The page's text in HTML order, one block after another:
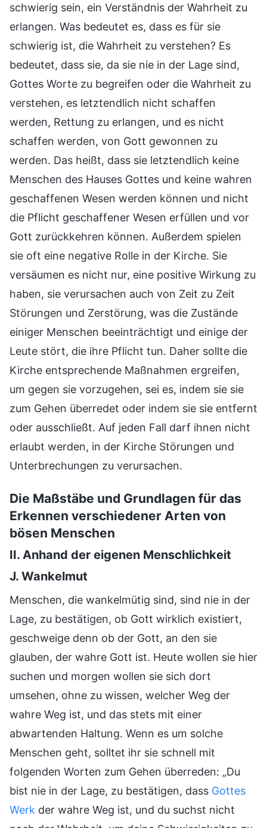
schwierig sein, ein Verständnis der Wahrheit zu
erlangen. Was bedeutet es, dass es für sie
schwierig ist, die Wahrheit zu verstehen? Es
bedeutet, dass sie, da sie nie in der Lage sind,
Gottes Worte zu begreifen oder die Wahrheit zu
verstehen, es letztendlich nicht schaffen
werden, Rettung zu erlangen, und es nicht
schaffen werden, von Gott gewonnen zu
werden. Das heißt, dass sie letztendlich keine
Menschen des Hauses Gottes und keine wahren
geschaffenen Wesen werden können und nicht
die Pflicht geschaffener Wesen erfüllen und vor
Gott zurückkehren können. Außerdem spielen
sie oft eine negative Rolle in der Kirche. Sie
versäumen es nicht nur, eine positive Wirkung zu
haben, sie verursachen auch von Zeit zu Zeit
Störungen und Zerstörung, was die Zustände
einiger Menschen beeinträchtigt und einige der
Leute stört, die ihre Pflicht tun. Daher sollte die
Kirche entsprechende Maßnahmen ergreifen,
um gegen sie vorzugehen, sei es, indem sie sie
zum Gehen überredet oder indem sie sie entfernt
oder ausschließt. Auf jeden Fall darf ihnen nicht
erlaubt werden, in der Kirche Störungen und
Unterbrechungen zu verursachen.
Die Maßstäbe und Grundlagen für das
Erkennen verschiedener Arten von
bösen Menschen
II. Anhand der eigenen Menschlichkeit
J. Wankelmut
Menschen, die wankelmütig sind, sind nie in der
Lage, zu bestätigen, ob Gott wirklich existiert,
geschweige denn ob der Gott, an den sie
glauben, der wahre Gott ist. Heute wollen sie hier
suchen und morgen wollen sie sich dort
umsehen, ohne zu wissen, welcher Weg der
wahre Weg ist, und das stets mit einer
abwartenden Haltung. Wenn es um solche
Menschen geht, solltet ihr sie schnell mit
folgenden Worten zum Gehen überreden: „Du
bist nie in der Lage, zu bestätigen, dass Gottes
Werk der wahre Weg ist, und du suchst nicht